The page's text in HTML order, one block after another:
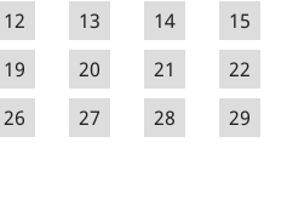
12 13 14
15
19 20 21
22
26 27 28
29